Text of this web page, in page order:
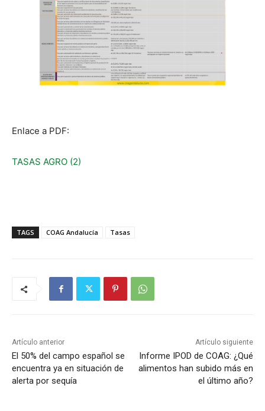
Enlace a PDF:
TASAS AGRO (2)
TAGS COAG Andalucía Tasas
Artículo anterior
El 50% del campo español se
encuentra ya en situación de
alerta por sequía
Artículo siguiente
Informe IPOD de COAG: ¿Qué
alimentos han subido más en
el último año?